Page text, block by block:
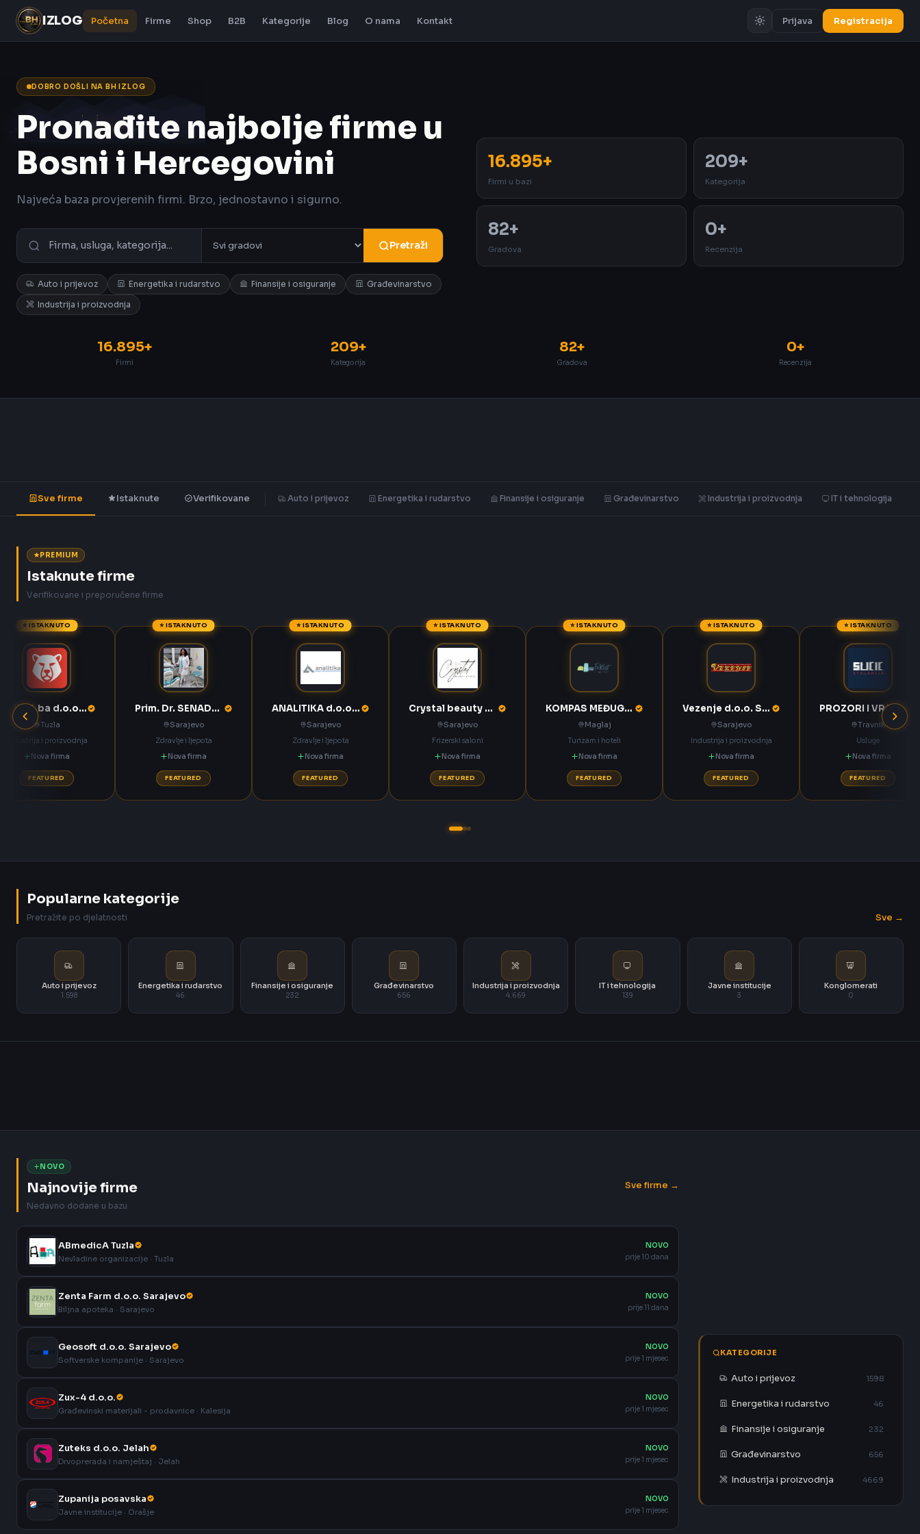
IZLOG Početna Firme Shop B2B Kategorije Blog O nama Kontakt Prijava Registracija
DOBRO DOŠLI NA BH IZLOG
Pronađite najbolje firme u
Bosni i Hercegovini
Najveća baza provjerenih firmi. Brzo, jednostavno i sigurno.
Pretraži
Auto i prijevoz Energetika i rudarstvo Finansije i osiguranje
Građevinarstvo
Industrija i proizvodnja
16.895+
Firmi u bazi
209+
Kategorija
82+
Gradova
0+
Recenzija
16.895+
Firmi
209+
Kategorija
82+
Gradova
0+
Recenzija
Sve firme Istaknute Verifikovane Auto i prijevoz Energetika i rudarstvo Finansije i osiguranje Građevinarstvo Industrija i proizvodnja IT i tehnologija
PREMIUM
Istaknute firme
Verifikovane i preporučene firme
⭐ ISTAKNUTO
ANNOA.ba d.o.o. Tuzla
Tuzla
Industrija i proizvodnja
Nova firma
FEATURED
⭐ ISTAKNUTO
Prim. Dr. SENADETA OMERBAŠIĆ STOMATOLOŠKA ORDINACIJA
Sarajevo
Zdravlje i ljepota
Nova firma
FEATURED
⭐ ISTAKNUTO
ANALITIKA d.o.o. Sarajevo
Sarajevo
Zdravlje i ljepota
Nova firma
FEATURED
⭐ ISTAKNUTO
Crystal beauty studio Sarajevo
Sarajevo
Frizerski saloni
Nova firma
FEATURED
⭐ ISTAKNUTO
KOMPAS MEĐUGORJE d.d. Međugorje
Maglaj
Turizam i hoteli
Nova firma
FEATURED
⭐ ISTAKNUTO
Vezenje d.o.o. Sarajevo
Sarajevo
Industrija i proizvodnja
Nova firma
FEATURED
⭐ ISTAKNUTO
PROZORI I VRATA Sučić Nova Bila
Travnik
Usluge
Nova firma
FEATURED
Popularne kategorije
Pretražite po djelatnosti Sve →
Auto i prijevoz
1.598
Energetika i rudarstvo
46
Finansije i osiguranje
232
Građevinarstvo
656
Industrija i proizvodnja
4.669
IT i tehnologija
139
Javne institucije
3
Konglomerati
0
NOVO
Najnovije firme
Nedavno dodane u bazu
Sve firme →
ABmedicA Tuzla
Nevladine organizacije · Tuzla
NOVO
prije 10 dana
Zenta Farm d.o.o. Sarajevo
Biljna apoteka · Sarajevo
NOVO
prije 11 dana
Geosoft d.o.o. Sarajevo
Softverske kompanije · Sarajevo
NOVO
prije 1 mjesec
Zux-4 d.o.o.
Građevinski materijali - prodavnice · Kalesija
NOVO
prije 1 mjesec
Zuteks d.o.o. Jelah
Drvoprerada i namještaj · Jelah
NOVO
prije 1 mjesec
Zupanija posavska
Javne institucije · Orašje
NOVO
prije 1 mjesec
KATEGORIJE
Auto i prijevoz 1598
Energetika i rudarstvo 46
Finansije i osiguranje 232
Građevinarstvo 656
Industrija i proizvodnja 4669